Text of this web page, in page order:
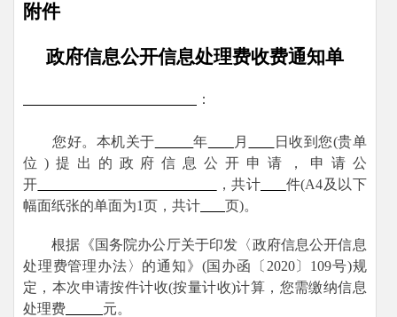
附件
政府信息公开信息处理费收费通知单
：
您好。本机关于 年 月
日收到您(贵单
位)提出的政府信息公开申请，申请公
开
，共计
件(A4及以下
幅面纸张的单面为1页，共计
页)。
根据《国务院办公厅关于印发〈政府信息公开信息
处理费管理办法〉的通知》(国办函〔2020〕109号)规
定，本次申请按件计收(按量计收)计算，您需缴纳信息
处理费
元。